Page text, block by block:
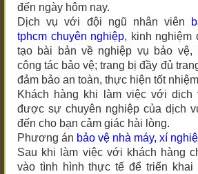
đến ngày hôm nay.
Dịch vụ với đội ngũ nhân viên
tphcm chuyên nghiệp, kinh nghiệm
tạo bài bản về nghiệp vụ bảo vệ,
công tác bảo vệ; trang bị đầy đủ
đảm bảo an toàn, thực hiện tốt
Khách hàng khi làm việc với dịch
được sự chuyên nghiệp của dịch
đến cho bạn cảm giác hài lòng.
Phương án bảo vệ nhà máy, xí
Sau khi làm việc với khách hàng
vào tình hình thực tế để triển